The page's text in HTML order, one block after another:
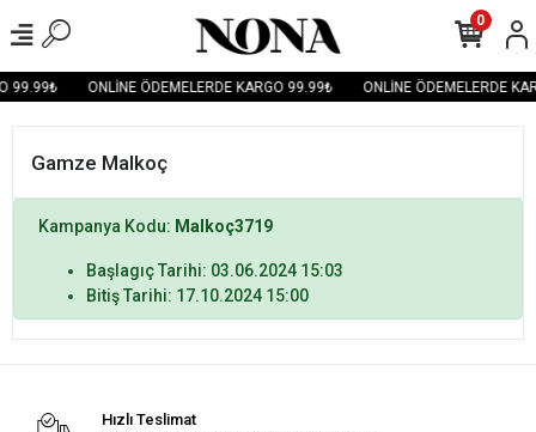
99.99₺ ONLİNE ÖDEMELERDE KARGO 99.99₺ ONLİNE ÖDEMELERDE
0
Gamze Malkoç
Kampanya Kodu: Malkoç3719
Başlagıç Tarihi: 03.06.2024 15:03
Bitiş Tarihi: 17.10.2024 15:00
Hızlı Teslimat